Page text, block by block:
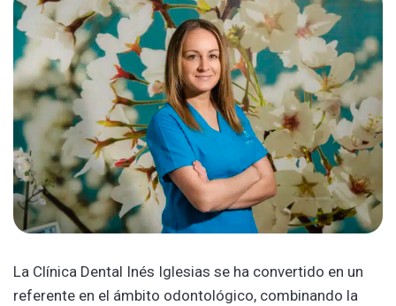
La Clínica Dental Inés Iglesias se ha convertido en un
referente en el ámbito odontológico, combinando la